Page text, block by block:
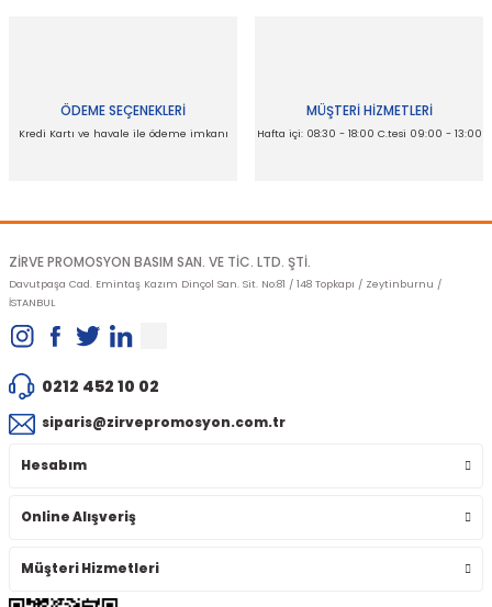
ÖDEME SEÇENEKLERİ
Kredi Kartı ve havale ile ödeme imkanı
MÜŞTERİ HİZMETLERİ
Hafta içi: 08:30 - 18:00 C.tesi 09:00 - 13:00
ZİRVE PROMOSYON BASIM SAN. VE TİC. LTD. ŞTİ.
Davutpaşa Cad. Emintaş Kazım Dinçol San. Sit. No:81 / 148 Topkapı / Zeytinburnu /
İSTANBUL
0212 452 10 02
siparis@zirvepromosyon.com.tr
Hesabım
Online Alışveriş
Müşteri Hizmetleri